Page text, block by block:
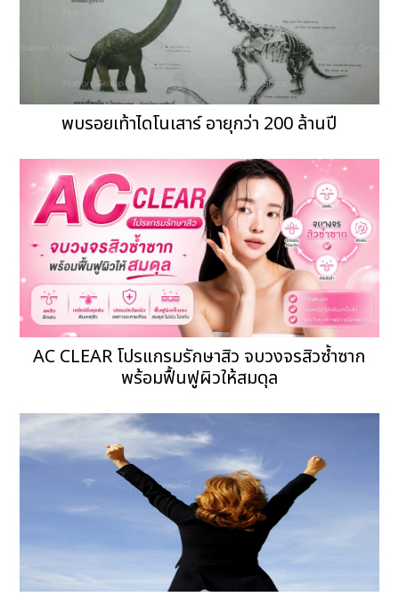
พบรอยเท้าไดโนเสาร์ อายุกว่า 200 ล้านปี
AC CLEAR โปรแกรมรักษาสิว จบวงจรสิวซ้ำซาก
พร้อมฟื้นฟูผิวให้สมดุล